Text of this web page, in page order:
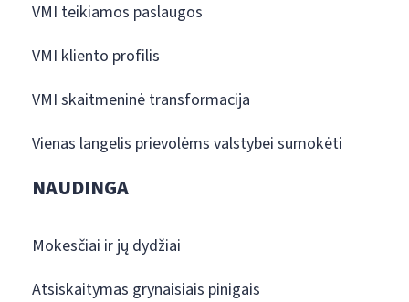
VMI teikiamos paslaugos
VMI kliento profilis
VMI skaitmeninė transformacija
Vienas langelis prievolėms valstybei sumokėti
NAUDINGA
Mokesčiai ir jų dydžiai
Atsiskaitymas grynaisiais pinigais